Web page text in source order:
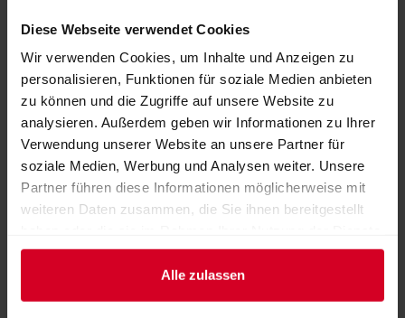
Diese Webseite verwendet Cookies
Wir verwenden Cookies, um Inhalte und Anzeigen zu
personalisieren, Funktionen für soziale Medien anbieten
zu können und die Zugriffe auf unsere Website zu
analysieren. Außerdem geben wir Informationen zu Ihrer
Verwendung unserer Website an unsere Partner für
soziale Medien, Werbung und Analysen weiter. Unsere
Partner führen diese Informationen möglicherweise mit
weiteren Daten zusammen, die Sie ihnen bereitgestellt
gesammelt haben.
Alle zulassen